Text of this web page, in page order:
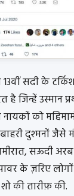
13वीं सदी के
है जिन्हें उस्मान
नायकों को
दुश्मनों
सऊदी
के ज़रिए लोगों
की तारीफ़ की.